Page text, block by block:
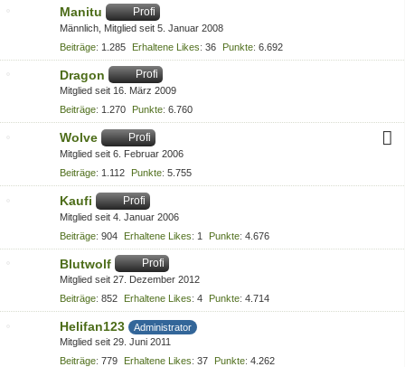
Manitu Profi
Männlich Mitglied seit 5. Januar 2008
Beiträge 1.285 Erhaltene Likes 36 Punkte 6.692
Dragon Profi
Mitglied seit 16. März 2009
Beiträge 1.270 Punkte 6.760
Wolve Profi
Mitglied seit 6. Februar 2006
Beiträge 1.112 Punkte 5.755
Kaufi Profi
Mitglied seit 4. Januar 2006
Beiträge 904 Erhaltene Likes 1 Punkte 4.676
Blutwolf Profi
Mitglied seit 27. Dezember 2012
Beiträge 852 Erhaltene Likes 4 Punkte 4.714
Helifan123
Administrator
Mitglied seit 29. Juni 2011
Beiträge 779 Erhaltene Likes 37 Punkte 4.262